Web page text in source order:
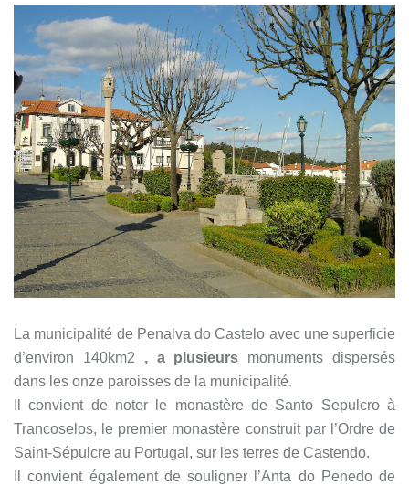
La municipalité de Penalva do Castelo avec une superficie
d’environ 140km2 , a plusieurs monuments dispersés
dans les onze paroisses de la municipalité.
Il convient de noter le monastère de Santo Sepulcro à
Trancoselos, le premier monastère construit par l’Ordre de
Saint-Sépulcre au Portugal, sur les terres de Castendo.
Il convient également de souligner l’Anta do Penedo de